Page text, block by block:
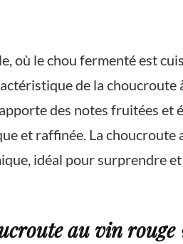
où le chou fermenté est
de la choucroute
des notes fruitées et
et raffinée. La choucroute
idéal pour surprendre
au vin rouge